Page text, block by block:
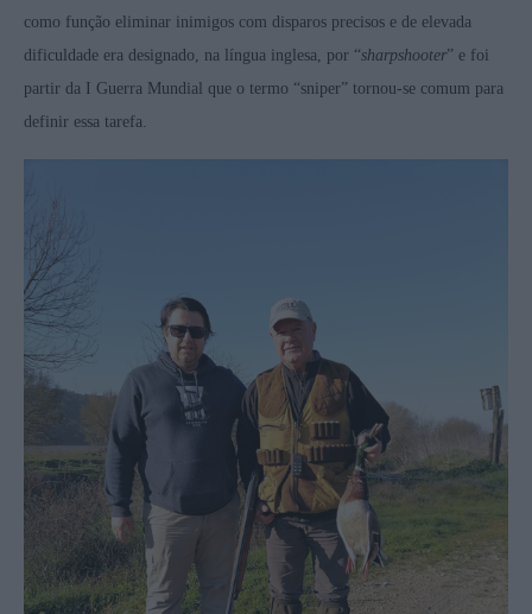
como função eliminar inimigos com disparos precisos e de elevada
dificuldade era designado, na língua inglesa, por “sharpshooter” e foi
partir da I Guerra Mundial que o termo “sniper” tornou-se comum para
definir essa tarefa.